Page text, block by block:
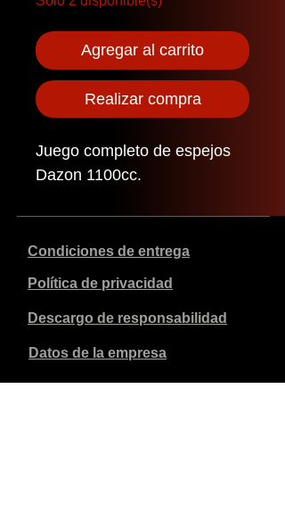
Agregar al carrito
Realizar compra
Juego completo de espejos
Dazon 1100cc.
Condiciones de entrega
Política de privacidad
Descargo de responsabilidad
Datos de la empresa